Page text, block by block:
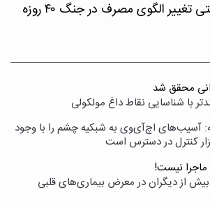
الگوی مصرف در جنگ ۴۰ روزه
محقق شد
با شناسایی نقاط داغ مولکولی
آسیب‌های اچ‌آی‌وی به شبکیه چشم را با وجود
کنترل در دسترس است
ماجرا نیست!
بیش از دیگران در معرض بیماری‌های قلبی